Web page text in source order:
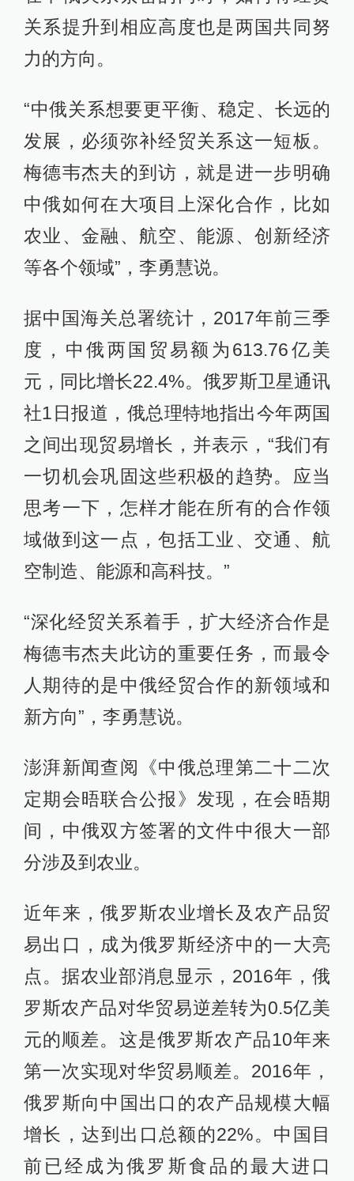
关系提升到相应高度也是两国共同努
力的方向。
“中俄关系想要更平衡、稳定、长远的
发展，必须弥补经贸关系这一短板。
梅德韦杰夫的到访，就是进一步明确
中俄如何在大项目上深化合作，比如
农业、金融、航空、能源、创新经济
等各个领域”，李勇慧说。
据中国海关总署统计，2017年前三季
度，中俄两国贸易额为613.76亿美
元，同比增长22.4%。俄罗斯卫星通讯
社1日报道，俄总理特地指出今年两国
之间出现贸易增长，并表示，“我们有
一切机会巩固这些积极的趋势。应当
思考一下，怎样才能在所有的合作领
域做到这一点，包括工业、交通、航
空制造、能源和高科技。”
“深化经贸关系着手，扩大经济合作是
梅德韦杰夫此访的重要任务，而最令
人期待的是中俄经贸合作的新领域和
新方向”，李勇慧说。
澎湃新闻查阅《中俄总理第二十二次
定期会晤联合公报》发现，在会晤期
间，中俄双方签署的文件中很大一部
分涉及到农业。
近年来，俄罗斯农业增长及农产品贸
易出口，成为俄罗斯经济中的一大亮
点。据农业部消息显示，2016年，俄
罗斯农产品对华贸易逆差转为0.5亿美
元的顺差。这是俄罗斯农产品10年来
第一次实现对华贸易顺差。2016年，
俄罗斯向中国出口的农产品规模大幅
增长，达到出口总额的22%。中国目
前已经成为俄罗斯食品的最大进口